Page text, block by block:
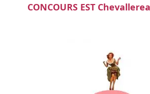
CONCOURS EST